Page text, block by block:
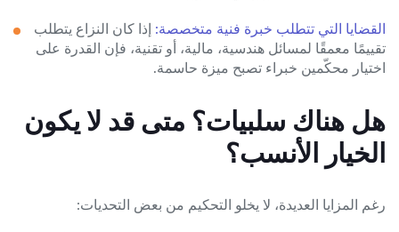
القضايا التي تتطلب خبرة فنية متخصصة: إذا كان النزاع يتطلب
تقييمًا معمقًا لمسائل هندسية، مالية، أو تقنية، فإن القدرة على
اختيار محكّمين خبراء تصبح ميزة حاسمة.
هل هناك سلبيات؟ متى قد لا يكون
الخيار الأنسب؟
رغم المزايا العديدة، لا يخلو التحكيم من بعض التحديات: